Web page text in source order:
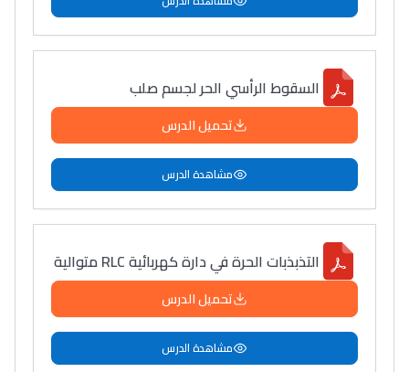
السقوط الرأسي الحر لجسم صلب
تحميل الدرس
مشاهدة الدرس
التذبذبات الحرة في دارة كهربائية RLC متوالية
تحميل الدرس
مشاهدة الدرس